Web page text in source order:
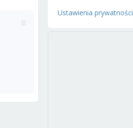
Ustawienia prywatności